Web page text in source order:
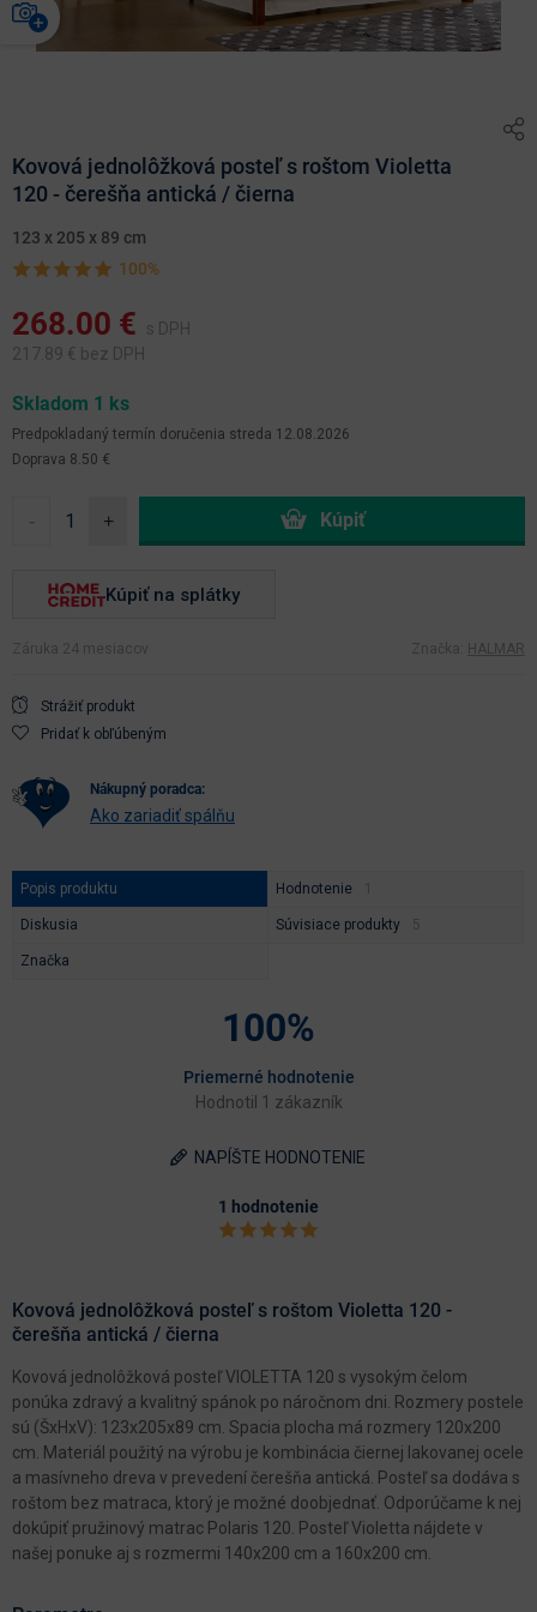
Kovová jednolôžková posteľ s roštom Violetta
120 - čerešňa antická / čierna
123 x 205 x 89 cm
100%
268.00 €
s DPH
217.89 € bez DPH
Skladom 1 ks
Predpokladaný termín doručenia streda 12.08.2026
Doprava 8.50 €
- +
Kúpiť na splátky
Záruka 24 mesiacov Značka: HALMAR
Strážiť produkt
Pridať k obľúbeným
nákupný poradca:
Ako zariadiť spálňu
Popis produktu Hodnotenie
Diskusia Súvisiace produkty
Značka
100%
Priemerné hodnotenie
Hodnotil 1 zákazník
NAPÍŠTE HODNOTENIE
1 hodnotenie
Kovová jednolôžková posteľ s roštom Violetta 120 -
čerešňa antická / čierna
Kovová jednolôžková posteľ VIOLETTA 120 s vysokým čelom
ponúka zdravý a kvalitný spánok po náročnom dni. Rozmery postele
sú (ŠxHxV): 123x205x89 cm. Spacia plocha má rozmery 120x200
cm. Materiál použitý na výrobu je kombinácia čiernej lakovanej ocele
a masívneho dreva v prevedení čerešňa antická. Posteľ sa dodáva s
roštom bez matraca, ktorý je možné doobjednať. Odporúčame k nej
dokúpiť pružinový matrac Polaris 120. Posteľ Violetta nájdete v
našej ponuke aj s rozmermi 140x200 cm a 160x200 cm.